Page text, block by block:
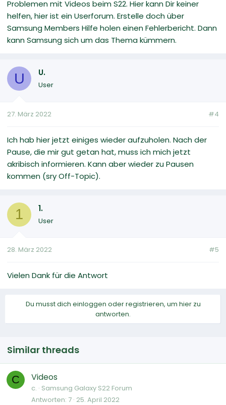
Problemen mit Videos beim S22. Hier kann Dir keiner
helfen, hier ist ein Userforum. Erstelle doch über
Samsung Members Hilfe holen einen Fehlerbericht. Dann
kann Samsung sich um das Thema kümmern.
U U.
User
27. März 2022 #4
Ich hab hier jetzt einiges wieder aufzuholen. Nach der
Pause, die mir gut getan hat, muss ich mich jetzt
akribisch informieren. Kann aber wieder zu Pausen
kommen (sry Off-Topic).
1 1.
User
28. März 2022 #5
Vielen Dank für die Antwort
Du musst dich einloggen oder registrieren, um hier zu
antworten.
Similar threads
C Videos
c. Samsung Galaxy S22 Forum
Antworten 7 25. April 2022